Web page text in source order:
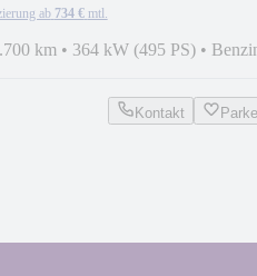
ab 734 € mtl.
km • 364 kW (495 PS) •
Kontakt